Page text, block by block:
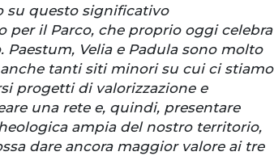
su questo significativo
per il Parco, che proprio oggi celebra
Paestum, Velia e Padula sono molto
tanti siti minori su cui ci stiamo
progetti di valorizzazione e
una rete e, quindi, presentare
ampia del nostro territorio,
dare ancora maggior valore ai tre